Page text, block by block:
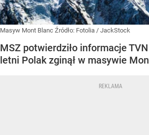
Masyw Mont Blanc Źródło: Fotolia / JackStock
MSZ potwierdziło informacje
letni Polak zginął w masywie